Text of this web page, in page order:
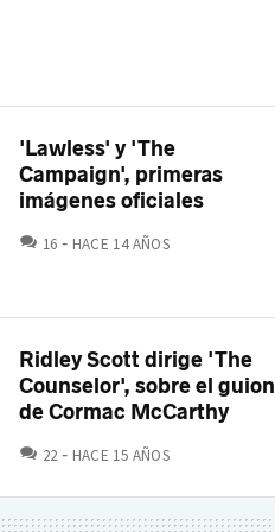
'Lawless' y 'The
Campaign', primeras
imágenes oficiales
16 COMENTARIOS
HACE 14 AÑOS
Ridley Scott dirige 'The
Counselor', sobre el guion
de Cormac McCarthy
22 COMENTARIOS
HACE 15 AÑOS